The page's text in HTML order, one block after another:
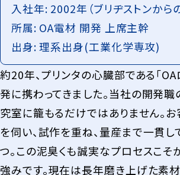
約20年、プリンタの心臓部である「OA
発に携わってきました。当社の開発
究室に籠もるだけではありません。
を伺い、試作を重ね、量産まで一貫
つ。この泥臭くも誠実なプロセスこそ
強みです。現在は長年磨き上げた素
⼊社年: 2002年（ブリヂストンから
所属: OA電材 開発 上席主幹
出身: 理系出身(工業化学専攻)